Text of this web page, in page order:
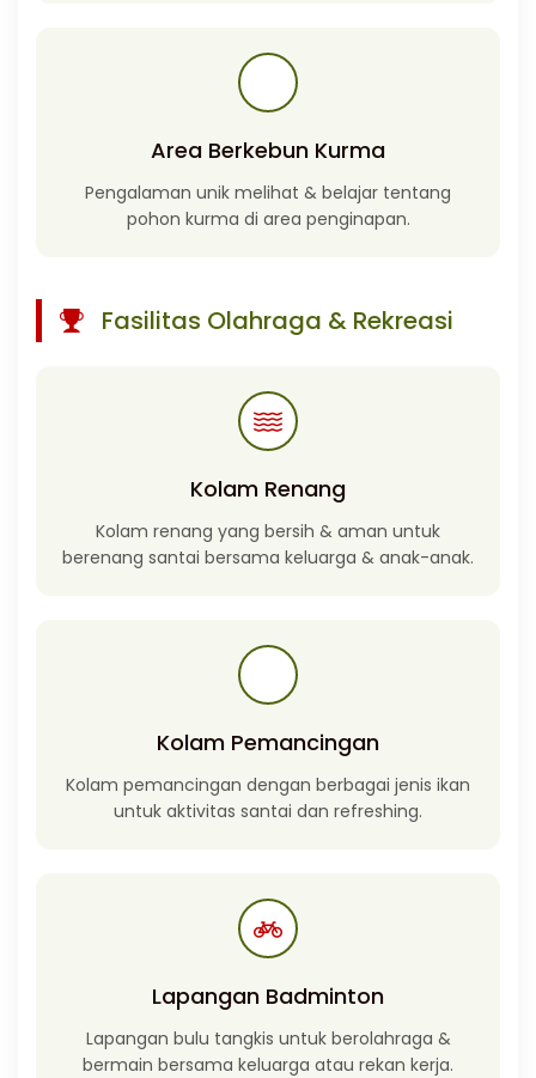
Area Berkebun Kurma
Pengalaman unik melihat & belajar tentang
pohon kurma di area penginapan.
Fasilitas Olahraga & Rekreasi
Kolam Renang
Kolam renang yang bersih & aman untuk
berenang santai bersama keluarga & anak-anak.
Kolam Pemancingan
Kolam pemancingan dengan berbagai jenis ikan
untuk aktivitas santai dan refreshing.
Lapangan Badminton
Lapangan bulu tangkis untuk berolahraga &
bermain bersama keluarga atau rekan kerja.